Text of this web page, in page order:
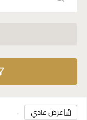
عرض عادي